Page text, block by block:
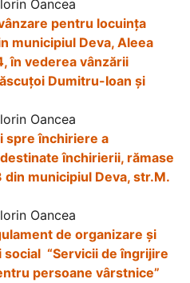
Oancea
pentru locuinţa
municipiul Deva, Aleea
în vederea vânzării
Dumitru-Ioan și
Oancea
spre închiriere a
închirierii, rămase
municipiul Deva, str.M.
Oancea
de organizare şi
“Servicii de îngrijire
persoane vârstnice”